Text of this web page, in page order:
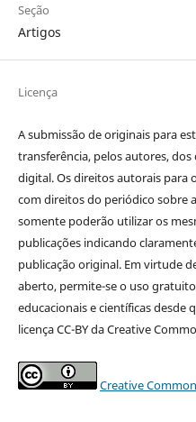
Seção
Artigos
Licença
A submissão de originais para
transferência, pelos autores,
digital. Os direitos autorais para
com direitos do periódico sobre
somente poderão utilizar os
publicações indicando
publicação original. Em virtude
aberto, permite-se o uso
educacionais e científicas desde
licença CC-BY da Creative
Creative